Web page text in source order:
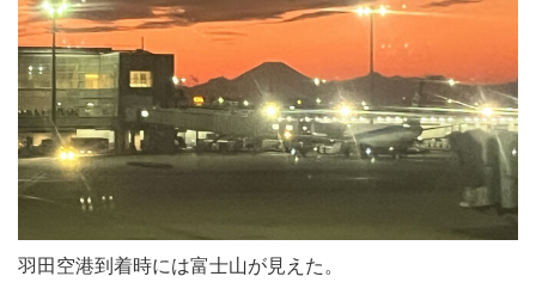
羽田空港到着時には富士山が見えた。